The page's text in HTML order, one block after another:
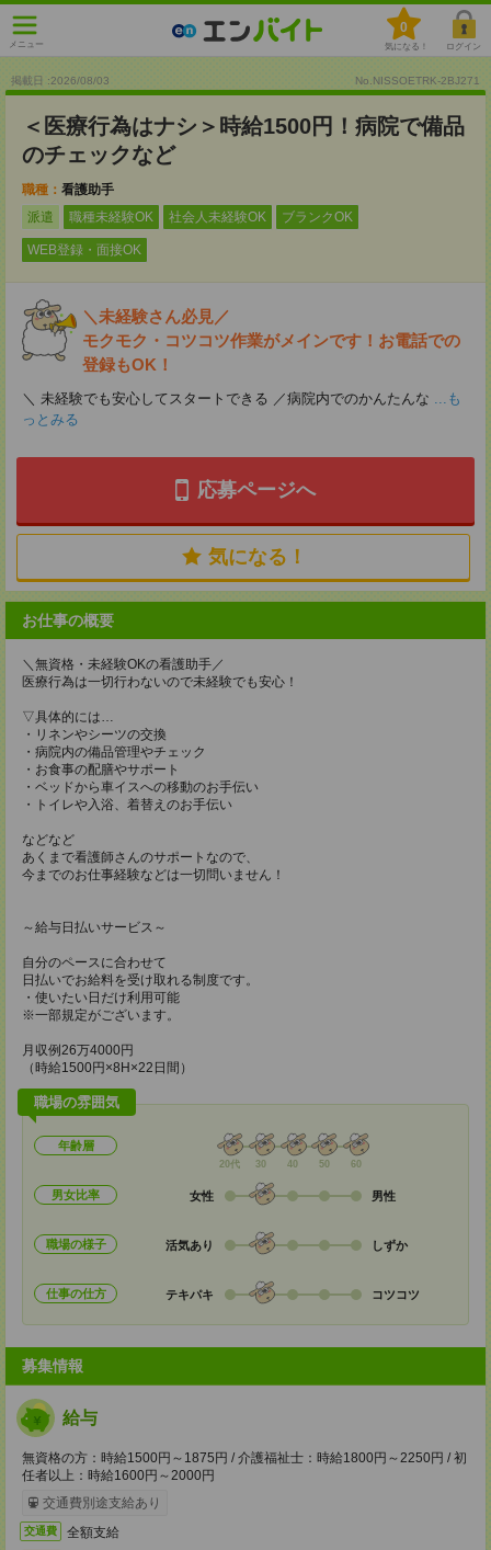
メニュー
0
気になる！ ログイン
掲載日 :2026/08/03 No.NISSOETRK-2BJ271
＜医療行為はナシ＞時給1500円！病院で備品
のチェックなど
職種： 看護助手
派遣
職種未経験OK 社会人未経験OK ブランクOK
WEB登録・面接OK
＼未経験さん必見／
モクモク・コツコツ作業がメインです！お電話での
登録もOK！
＼ 未経験でも安心してスタートできる ／病院内でのかんたんな ...も
っとみる
応募ページへ
気になる！
お仕事の概要
＼無資格・未経験OKの看護助手／
医療行為は一切行わないので未経験でも安心！
▽具体的には…
・リネンやシーツの交換
・病院内の備品管理やチェック
・お食事の配膳やサポート
・ベッドから車イスへの移動のお手伝い
・トイレや入浴、着替えのお手伝い
などなど
あくまで看護師さんのサポートなので、
今までのお仕事経験などは一切問いません！
～給与日払いサービス～
自分のペースに合わせて
日払いでお給料を受け取れる制度です。
・使いたい日だけ利用可能
※一部規定がございます。
月収例26万4000円
（時給1500円×8H×22日間）
職場の雰囲気
年齢層
20代 30 40 50 60
男女比率 女性 男性
職場の様子 活気あり しずか
仕事の仕方 テキパキ コツコツ
募集情報
給与
無資格の方：時給1500円～1875円 / 介護福祉士：時給1800円～2250円 / 初
任者以上：時給1600円～2000円
交通費別途支給あり
交通費 全額支給